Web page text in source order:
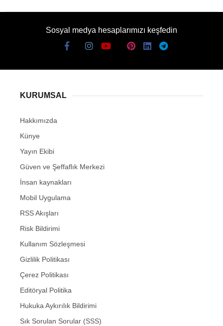
Sosyal medya hesaplarımızı keşfedin
KURUMSAL
Hakkımızda
Künye
Yayın Ekibi
Güven ve Şeffaflık Merkezi
İnsan kaynakları
Mobil Uygulama
RSS Akışları
Risk Bildirimi
Kullanım Sözleşmesi
Gizlilik Politikası
Çerez Politikası
Editöryal Politika
Hukuka Aykırılık Bildirimi
Sık Sorulan Sorular (SSS)